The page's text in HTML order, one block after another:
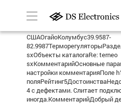
СШАОгайоКолумбус39.9587-
sxОбъекты каталогаRe: terneo
sxКомментарийОсновные
настройки комментарияПоле
4 с дефектами. Слитает
иногда.КомментарийДобрый